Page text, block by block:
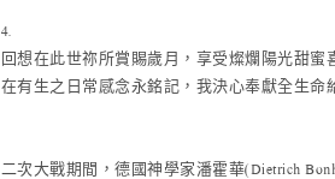
4.
回想在此世祢所賞賜歲月，享受燦爛陽光甜蜜
在有生之日常感念永銘記，我決心奉獻全生命
二次大戰期間，德國神學家潘霍華(Dietrich